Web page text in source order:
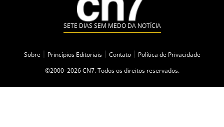
SETE DIAS SEM MEDO DA NOTÍCIA
Sobre Princípios Editoriais Contato
Política de Privacidade
©2000–2026 CN7. Todos os direitos reservados.